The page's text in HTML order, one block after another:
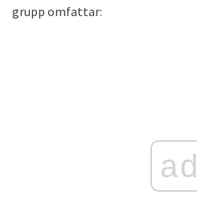
grupp omfattar:
ad